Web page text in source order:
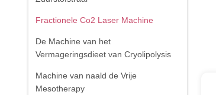
Fractionele Co2 Laser Machine
De Machine van het
Vermageringsdieet van Cryolipolysis
Machine van naald de Vrije
Mesotherapy